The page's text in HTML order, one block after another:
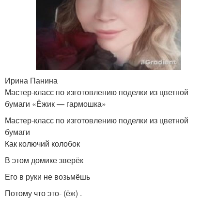
Ирина Панина
Мастер-класс по изготовлению поделки из цветной
бумаги «Ёжик — гармошка»
Мастер-класс по изготовлению поделки из цветной
бумаги
Как колючий колобок
В этом домике зверёк
Его в руки не возьмёшь
Потому что это- (ёж) .